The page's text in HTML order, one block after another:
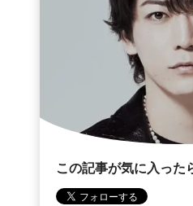
この記事が気に入った